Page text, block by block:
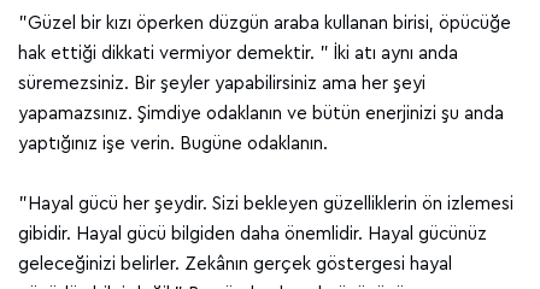
"Güzel bir kızı öperken düzgün araba kullanan birisi, öpücüğe
hak ettiği dikkati vermiyor demektir. " İki atı aynı anda
süremezsiniz. Bir şeyler yapabilirsiniz ama her şeyi
yapamazsınız. Şimdiye odaklanın ve bütün enerjinizi şu anda
yaptığınız işe verin. Bugüne odaklanın.
"Hayal gücü her şeydir. Sizi bekleyen güzelliklerin ön izlemesi
gibidir. Hayal gücü bilgiden daha önemlidir. Hayal gücünüz
geleceğinizi belirler. Zekânın gerçek göstergesi hayal